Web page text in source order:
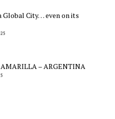
City… even on its
– ARGENTINA